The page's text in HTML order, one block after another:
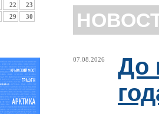
22
23
29
30
07.08.2026
До